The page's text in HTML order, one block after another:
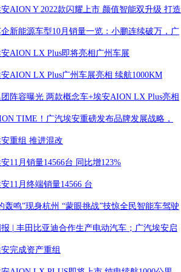
安AION Y 2022款闪耀上市 颜值智能双升级 打造
企新能源车型10月销量一览：小鹏连续破万，广
安AION LX Plus即将亮相广州车展
安AION LX Plus广州车展亮相 续航1000KM
团阵容曝光 两款概念车+埃安AION LX Plus亮相
TIME！广汽埃安重磅发布品牌发展战略，
展全球首发亮相
安重组 推进混改
11月销量14566台 同比增123%
11月终端销量14566 台
轰鸣”现身杭州 “蒙眼挑战”技惊全民智能车驾驶
| 丰田比亚迪合作生产电动汽车；广汽埃安启
完成资产重组